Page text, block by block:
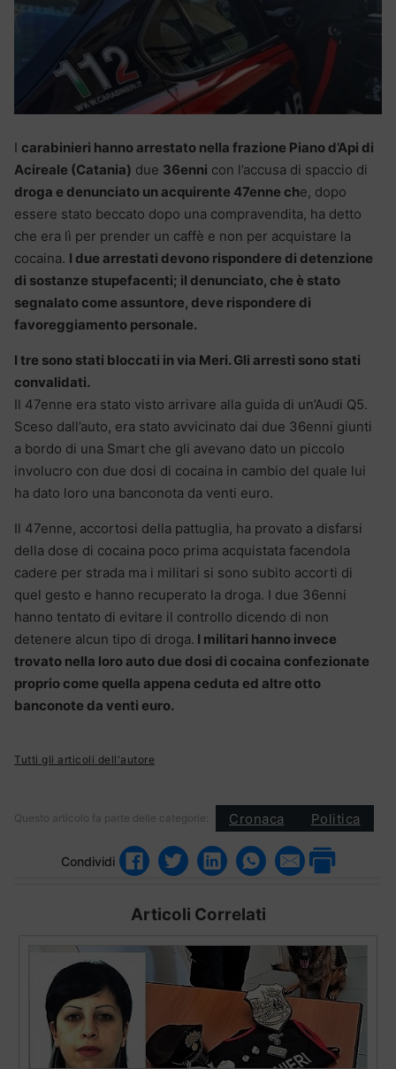
I carabinieri hanno arrestato nella frazione Piano d’Api di
Acireale (Catania) due 36enni con l’accusa di spaccio di
droga e denunciato un acquirente 47enne che, dopo
essere stato beccato dopo una compravendita, ha detto
che era lì per prender un caffè e non per acquistare la
cocaina. I due arrestati devono rispondere di detenzione
di sostanze stupefacenti; il denunciato, che è stato
segnalato come assuntore, deve rispondere di
favoreggiamento personale.
I tre sono stati bloccati in via Meri. Gli arresti sono stati
convalidati.
Il 47enne era stato visto arrivare alla guida di un’Audi Q5.
Sceso dall’auto, era stato avvicinato dai due 36enni giunti
a bordo di una Smart che gli avevano dato un piccolo
involucro con due dosi di cocaina in cambio del quale lui
ha dato loro una banconota da venti euro.
Il 47enne, accortosi della pattuglia, ha provato a disfarsi
della dose di cocaina poco prima acquistata facendola
cadere per strada ma i militari si sono subito accorti di
quel gesto e hanno recuperato la droga. I due 36enni
hanno tentato di evitare il controllo dicendo di non
detenere alcun tipo di droga. I militari hanno invece
trovato nella loro auto due dosi di cocaina confezionate
proprio come quella appena ceduta ed altre otto
banconote da venti euro.
Tutti gli articoli dell'autore
Questo articolo fa parte delle categorie: Cronaca Politica
Condividi
Articoli Correlati